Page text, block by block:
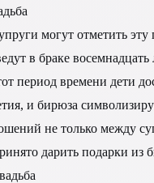
могут отметить
в браке
период времени дети
и бирюза
не только между
дарить подарки из